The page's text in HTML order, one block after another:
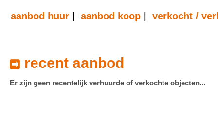
aanbod huur aanbod koop verkocht /
recent aanbod
Er zijn geen recentelijk verhuurde of verkochte objecten...